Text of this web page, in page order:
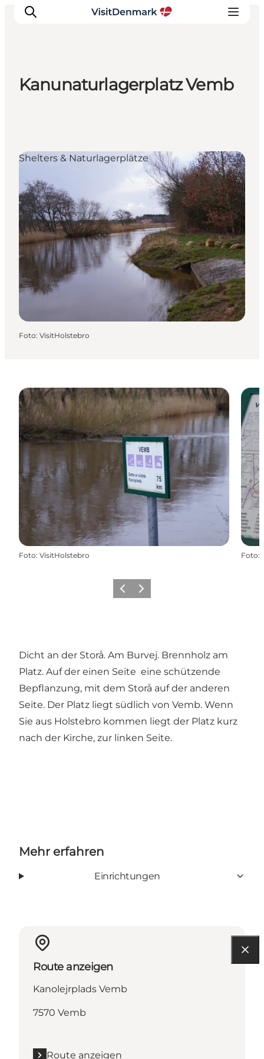
Unterkünfte
Reiseplanung
Kanunaturlagerplatz Vemb
Shelters & Naturlagerplätze
Foto: VisitHolstebro
Foto: VisitHolstebro Foto:
ZurückWeiter
Dicht an der Storå. Am Burvej. Brennholz am
Platz. Auf der einen Seite eine schützende
Bepflanzung, mit dem Storå auf der anderen
Seite. Der Platz liegt südlich von Vemb. Wenn
Sie aus Holstebro kommen liegt der Platz kurz
nach der Kirche, zur linken Seite.
Mehr erfahren
Einrichtungen
Route anzeigen
Kanolejrplads Vemb
7570 Vemb
Route anzeigen